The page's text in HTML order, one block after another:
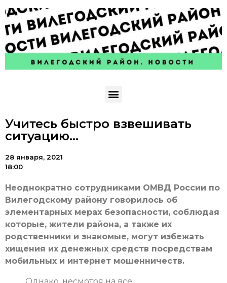
Учитесь быстро взвешивать
ситуацию…
28 января, 2021
18:00
Неоднократно сотрудниками ОМВД России по
Вилегодскому району говорилось об
элементарных мерах безопасности, соблюдая
которые, жители района, а также их
родственники и знакомые, могут избежать
хищения их денежных средств посредствам
мобильных и интернет мошенничеств.